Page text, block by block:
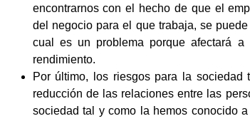
encontrarnos con el hecho de que el
del negocio para el que trabaja, se
cual es un problema porque afectará
rendimiento.
Por último, los riesgos para la sociedad
reducción de las relaciones entre las
sociedad tal y como la hemos conocido